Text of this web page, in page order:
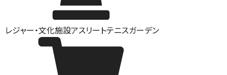
レジャー・文化施設アスリートテニスガーデン